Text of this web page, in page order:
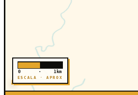
0 · 1km
ESCALA · APROX